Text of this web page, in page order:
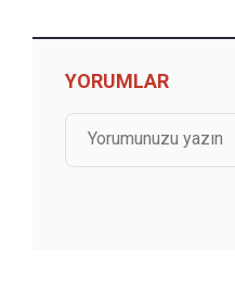
YORUMLAR